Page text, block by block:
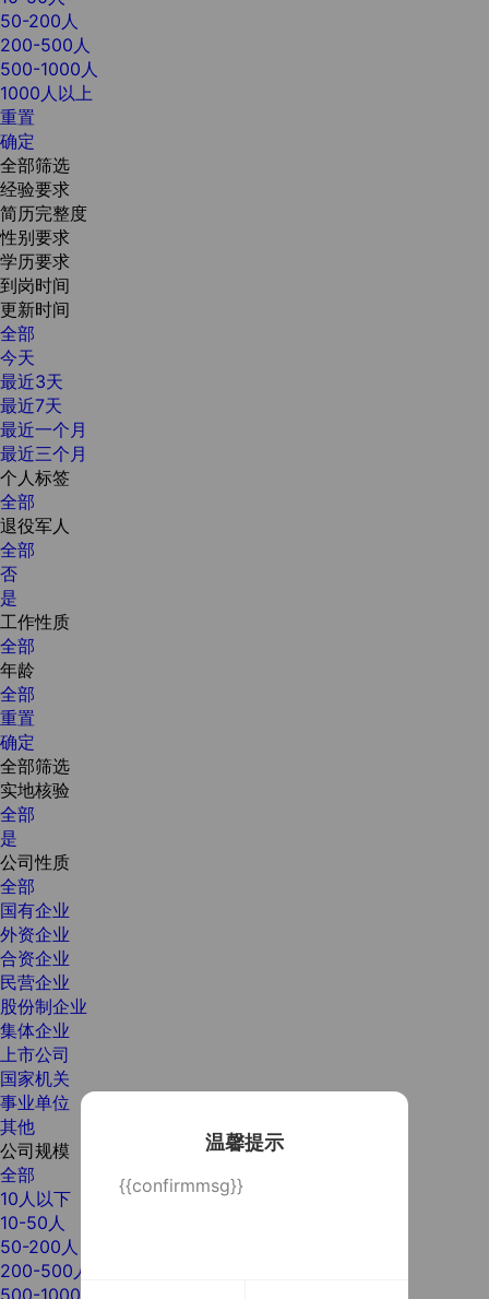
温馨提示
{{confirmmsg}}
50-200人
200-500人
500-1000人
1000人以上
重置
确定
全部筛选
经验要求
简历完整度
性别要求
学历要求
到岗时间
更新时间
全部
今天
最近3天
最近7天
最近一个月
最近三个月
个人标签
全部
退役军人
全部
否
是
工作性质
全部
年龄
全部
重置
确定
全部筛选
实地核验
全部
是
公司性质
全部
国有企业
外资企业
合资企业
民营企业
股份制企业
集体企业
上市公司
国家机关
事业单位
其他
公司规模
全部
10人以下
10-50人
50-200人
200-500人
500-1000人